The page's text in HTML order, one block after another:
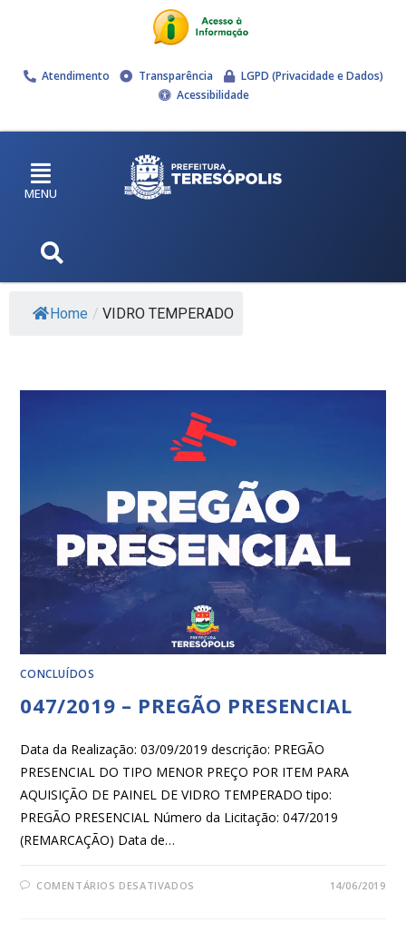
Atendimento Transparência
LGPD (Privacidade e Dados)
Acessibilidade
MENU
Home / VIDRO TEMPERADO
CONCLUÍDOS
047/2019 – PREGÃO PRESENCIAL
Data da Realização: 03/09/2019 descrição: PREGÃO
PRESENCIAL DO TIPO MENOR PREÇO POR ITEM PARA
AQUISIÇÃO DE PAINEL DE VIDRO TEMPERADO tipo:
PREGÃO PRESENCIAL Número da Licitação: 047/2019
(REMARCAÇÃO) Data de…
COMENTÁRIOS DESATIVADOS 14/06/2019